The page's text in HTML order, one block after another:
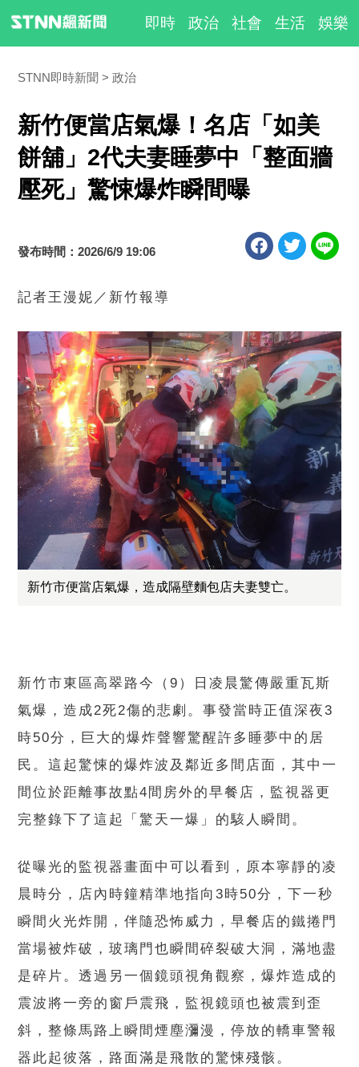
即時 政治 社會 生活 娛樂
STNN即時新聞 政治
新竹便當店氣爆！名店「如美
餅舖」2代夫妻睡夢中「整面牆
壓死」驚悚爆炸瞬間曝
發布時間：2026/6/9 19:06
記者王漫妮／新竹報導
新竹市便當店氣爆，造成隔壁麵包店夫妻雙亡。
新竹市東區高翠路今（9）日凌晨驚傳嚴重瓦斯
氣爆，造成2死2傷的悲劇。事發當時正值深夜3
時50分，巨大的爆炸聲響驚醒許多睡夢中的居
民。這起驚悚的爆炸波及鄰近多間店面，其中一
間位於距離事故點4間房外的早餐店，監視器更
完整錄下了這起「驚天一爆」的駭人瞬間。
從曝光的監視器畫面中可以看到，原本寧靜的凌
晨時分，店內時鐘精準地指向3時50分，下一秒
瞬間火光炸開，伴隨恐怖威力，早餐店的鐵捲門
當場被炸破，玻璃門也瞬間碎裂破大洞，滿地盡
是碎片。透過另一個鏡頭視角觀察，爆炸造成的
震波將一旁的窗戶震飛，監視鏡頭也被震到歪
斜，整條馬路上瞬間煙塵瀰漫，停放的轎車警報
器此起彼落，路面滿是飛散的驚悚殘骸。